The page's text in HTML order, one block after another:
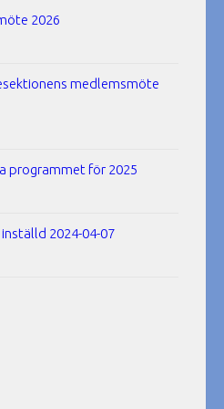
2026
medlemsmöte
programmet för 2025
2024-04-07